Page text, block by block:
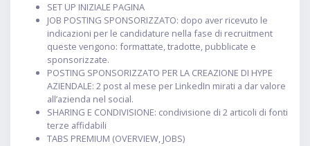
SET UP INIZIALE PAGINA
JOB POSTING SPONSORIZZATO: dopo aver ricevuto le
indicazioni per le candidature nella fase di recruitment
queste vengono: formattate, tradotte, pubblicate e
sponsorizzate.
POSTING SPONSORIZZATO PER LA CREAZIONE DI HYPE
AZIENDALE: 2 post al mese per LinkedIn mirati a dar valore
all’azienda nel social.
SHARING E CONDIVISIONE: condivisione di 2 articoli di fonti
terze affidabili
TABS PREMIUM (OVERVIEW, JOBS)